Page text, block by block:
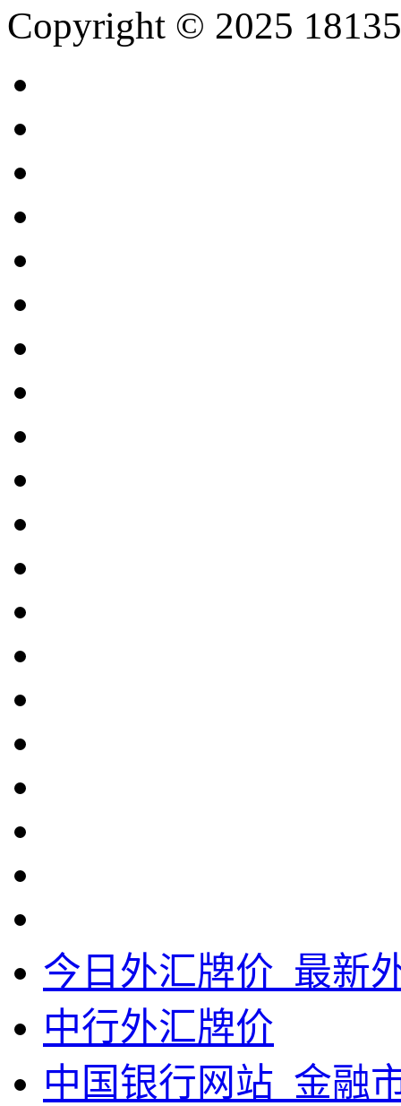
Copyright © 2025
今日外汇牌价_最新
中行外汇牌价
中国银行网站_金融